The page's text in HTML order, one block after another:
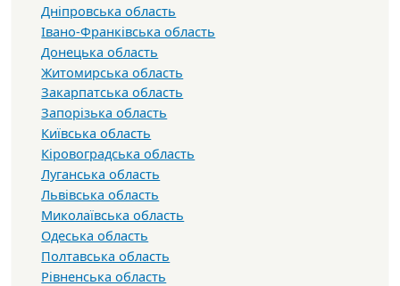
Дніпровська область
Івано-Франківська область
Донецька область
Житомирська область
Закарпатська область
Запорізька область
Київська область
Кіровоградська область
Луганська область
Львівська область
Миколаївська область
Одеська область
Полтавська область
Рівненська область